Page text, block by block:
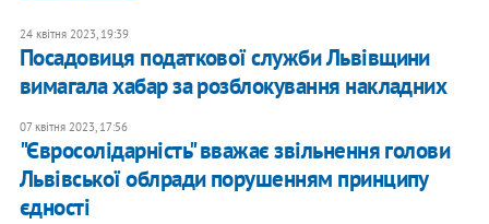
24 квітня 2023, 19:39
Посадовиця податкової служби Львівщини
вимагала хабар за розблокування накладних
07 квітня 2023, 17:56
"Євросолідарність" вважає звільнення голови
Львівської облради порушенням принципу
єдності